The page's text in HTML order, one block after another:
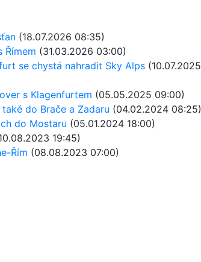
(18.07.2026 08:35)
Římem (31.03.2026 03:00)
se chystá nahradit Sky Alps (10.07.2025
s Klagenfurtem (05.05.2025 09:00)
do Brače a Zadaru (04.02.2024 08:25)
do Mostaru (05.01.2024 18:00)
19:45)
Řím (08.08.2023 07:00)